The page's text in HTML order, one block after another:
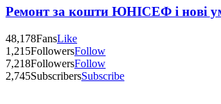
Ремонт за кошти ЮНІСЕФ і нові
48,178FansLike
1,215FollowersFollow
7,218FollowersFollow
2,745SubscribersSubscribe